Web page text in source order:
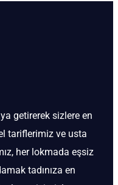
getirerek sizlere en
tariflerimiz ve usta
her lokmada eşsiz
tadınıza en